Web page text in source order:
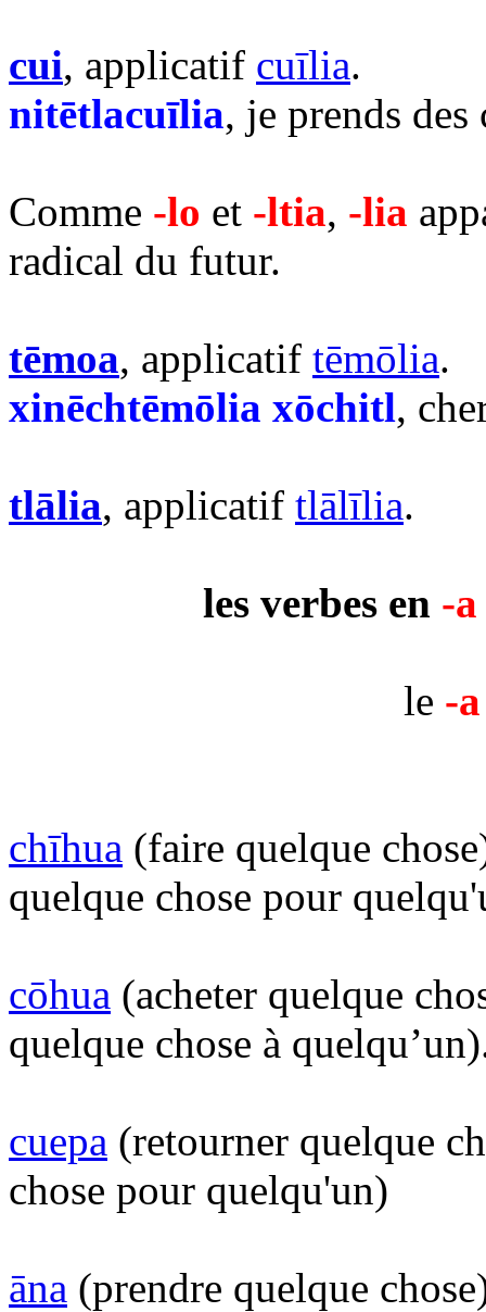
cui, applicatif cuīlia.
nitētlacuīlia, je prends des
Comme -lo et -ltia, -lia
radical du futur.
tēmoa, applicatif tēmōlia.
xinēchtēmōlia xōchitl,
tlālia, applicatif tlālīlia.
les verbes en -a
le -a
chīhua (faire quelque
quelque chose pour
cōhua (acheter quelque
quelque chose à
cuepa (retourner quelque
chose pour quelqu'un)
āna (prendre quelque